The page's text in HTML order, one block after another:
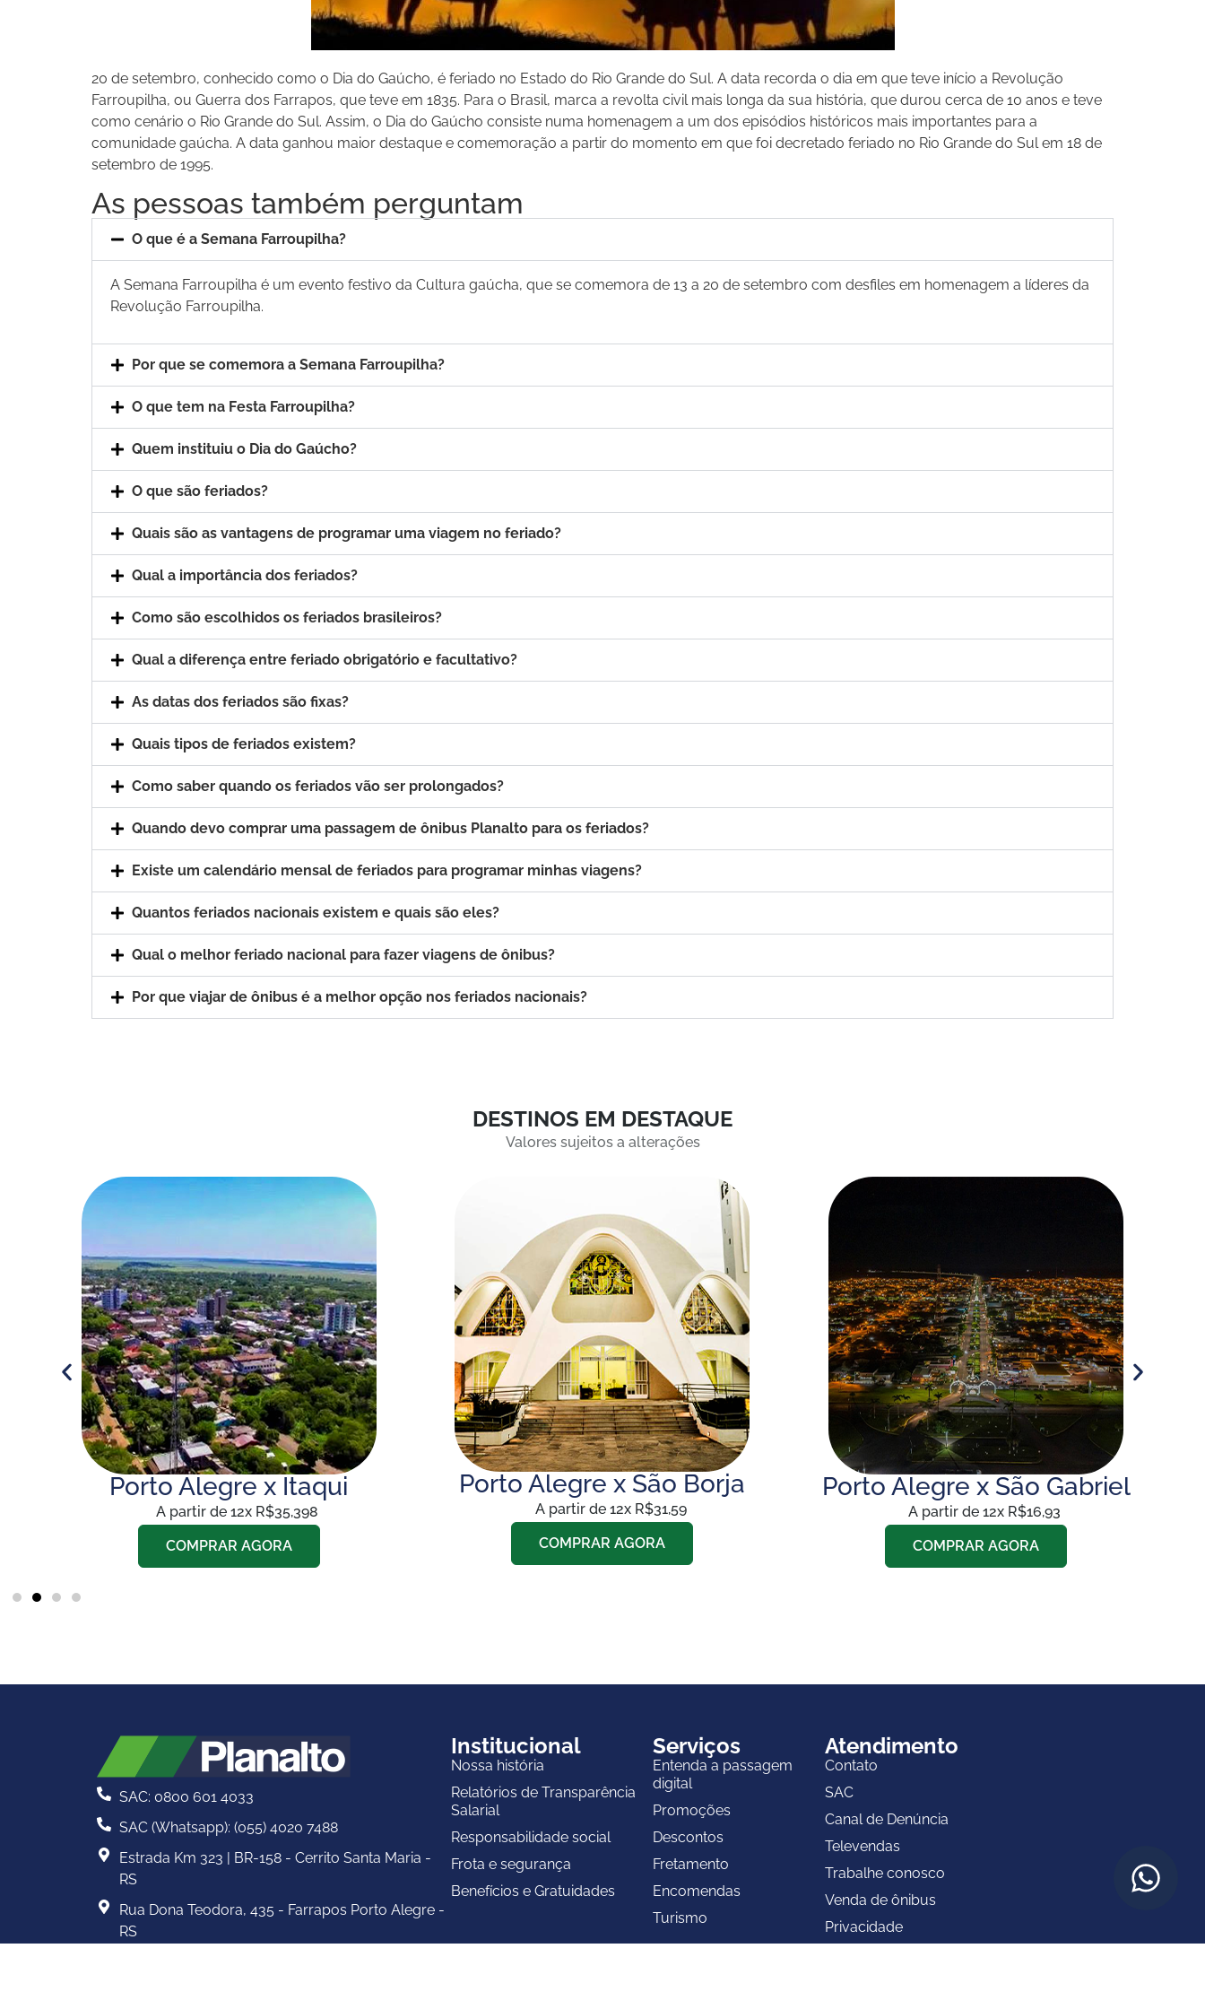
20 de setembro, conhecido como o Dia do Gaúcho, é feriado no Estado do Rio Grande do Sul. A data recorda o dia em que teve início a Revolução
Farroupilha, ou Guerra dos Farrapos, que teve em 1835. Para o Brasil, marca a revolta civil mais longa da sua história, que durou cerca de 10 anos e teve
como cenário o Rio Grande do Sul. Assim, o Dia do Gaúcho consiste numa homenagem a um dos episódios históricos mais importantes para a
comunidade gaúcha. A data ganhou maior destaque e comemoração a partir do momento em que foi decretado feriado no Rio Grande do Sul em 18 de
setembro de 1995.
As pessoas também perguntam
O que é a Semana Farroupilha?
A Semana Farroupilha é um evento festivo da Cultura gaúcha, que se comemora de 13 a 20 de setembro com desfiles em homenagem a líderes da
Revolução Farroupilha.
Por que se comemora a Semana Farroupilha?
O que tem na Festa Farroupilha?
Quem instituiu o Dia do Gaúcho?
O que são feriados?
Quais são as vantagens de programar uma viagem no feriado?
Qual a importância dos feriados?
Como são escolhidos os feriados brasileiros?
Qual a diferença entre feriado obrigatório e facultativo?
As datas dos feriados são fixas?
Quais tipos de feriados existem?
Como saber quando os feriados vão ser prolongados?
Quando devo comprar uma passagem de ônibus Planalto para os feriados?
Existe um calendário mensal de feriados para programar minhas viagens?
Quantos feriados nacionais existem e quais são eles?
Qual o melhor feriado nacional para fazer viagens de ônibus?
Por que viajar de ônibus é a melhor opção nos feriados nacionais?
DESTINOS EM DESTAQUE
Valores sujeitos a alterações
Porto Alegre x Itaqui
A partir de 12x R$35,398
COMPRAR AGORA
Porto Alegre x São Borja
A partir de 12x R$31,59
COMPRAR AGORA
Porto Alegre x São Gabriel
A partir de 12x R$16,93
COMPRAR AGORA
SAC: 0800 601 4033
SAC (Whatsapp): (055) 4020 7488
Estrada Km 323 | BR-158 - Cerrito Santa Maria -
RS
Rua Dona Teodora, 435 - Farrapos Porto Alegre -
RS
Institucional
Nossa história
Relatórios de Transparência
Salarial
Responsabilidade social
Frota e segurança
Benefícios e Gratuidades
Serviços
Entenda a passagem
digital
Promoções
Descontos
Fretamento
Encomendas
Turismo
Atendimento
Contato
SAC
Canal de Denúncia
Televendas
Trabalhe conosco
Venda de ônibus
Privacidade